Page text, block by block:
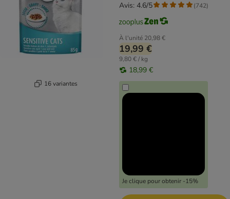
16 variantes
À l'unité 20,98 €
19,99 €
9,80 € / kg
18,99 €
Je clique pour obtenir -15%
Avis: 4.6/5 (742)